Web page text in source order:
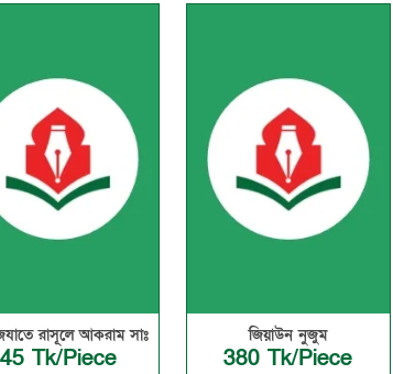
রাসূলে আকরাম সাঃ
45 Tk/Piece
জিয়াউন নুজুম
380 Tk/Piece